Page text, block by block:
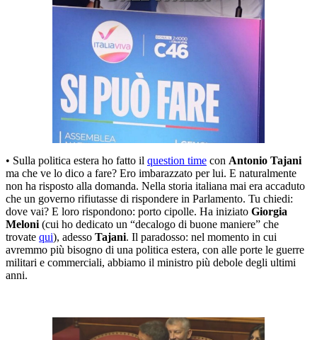
• Sulla politica estera ho fatto il question time con Antonio Tajani
ma che ve lo dico a fare? Ero imbarazzato per lui. E naturalmente
non ha risposto alla domanda. Nella storia italiana mai era accaduto
che un governo rifiutasse di rispondere in Parlamento. Tu chiedi:
dove vai? E loro rispondono: porto cipolle. Ha iniziato Giorgia
Meloni (cui ho dedicato un “decalogo di buone maniere” che
trovate qui), adesso Tajani. Il paradosso: nel momento in cui
avremmo più bisogno di una politica estera, con alle porte le guerre
militari e commerciali, abbiamo il ministro più debole degli ultimi
anni.